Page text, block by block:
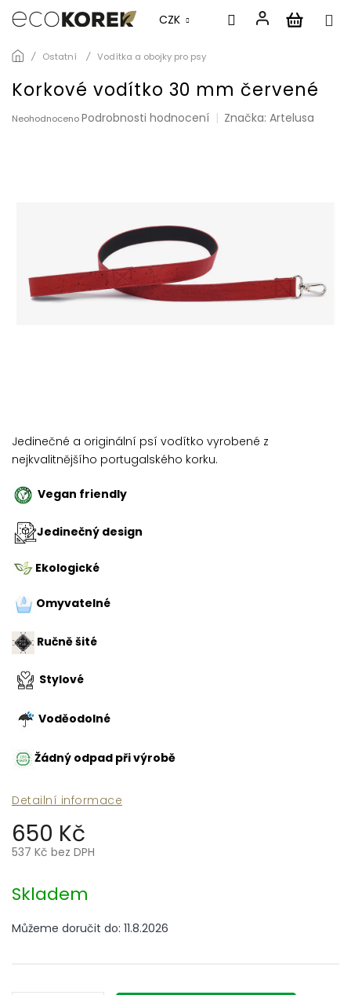
Přejít
obsah
CZK
Ostatní Vodítka a obojky pro psy
Korkové vodítko 30 mm červené
Průměrné
NeohodnocenoPodrobnosti hodnocení Značka:Artelusa
650 Kč
537 Kč bez DPH
cena:
Skladem
Můžeme doručit do: 11.8.2026
Jedinečné a originální psí vodítko vyrobené z
nejkvalitnějšího portugalského korku.
Vegan friendly
Jedinečný design
Ekologické
Omyvatelné
Ručně šité
Stylové
Voděodolné
Žádný odpad při výrobě
Detailní informace